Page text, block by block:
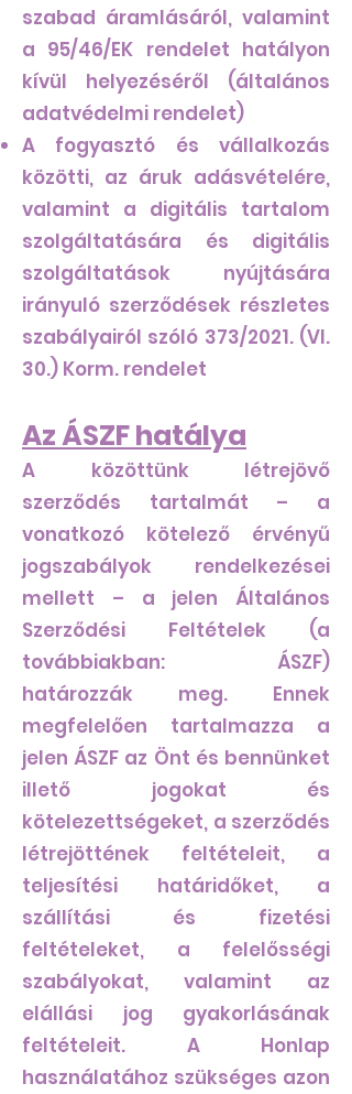
szabad áramlásáról, valamint
a 95/46/EK rendelet hatályon
kívül helyezéséről (általános
adatvédelmi rendelet)
A fogyasztó és vállalkozás
közötti, az áruk adásvételére,
valamint a digitális tartalom
szolgáltatására és digitális
szolgáltatások nyújtására
irányuló szerződések részletes
szabályairól szóló 373/2021. (VI.
30.) Korm. rendelet
Az ÁSZF hatálya
A közöttünk létrejövő
szerződés tartalmát – a
vonatkozó kötelező érvényű
jogszabályok rendelkezései
mellett – a jelen Általános
Szerződési Feltételek (a
továbbiakban: ÁSZF)
határozzák meg. Ennek
megfelelően tartalmazza a
jelen ÁSZF az Önt és bennünket
illető jogokat és
kötelezettségeket, a szerződés
létrejöttének feltételeit, a
teljesítési határidőket, a
szállítási és fizetési
feltételeket, a felelősségi
szabályokat, valamint az
elállási jog gyakorlásának
feltételeit. A Honlap
használatához szükséges azon